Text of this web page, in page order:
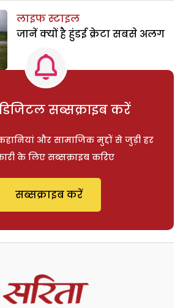
लाइफ स्टाइल
जानें क्यों है हुंडई क्रेटा सबसे अलग
सब्सक्राइब करें
और सामाजिक मुद्दों से जुड़ी हर
के लिए सब्सक्राइब करिए
सब्सक्राइब करें